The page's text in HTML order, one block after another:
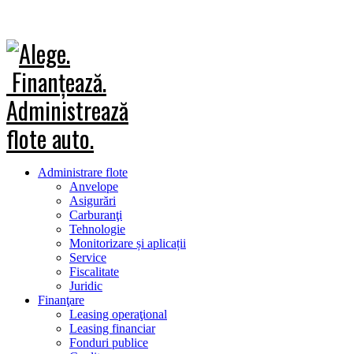
Administrare flote
Anvelope
Asigurări
Carburanţi
Tehnologie
Monitorizare și aplicații
Service
Fiscalitate
Juridic
Finanţare
Leasing operaţional
Leasing financiar
Fonduri publice